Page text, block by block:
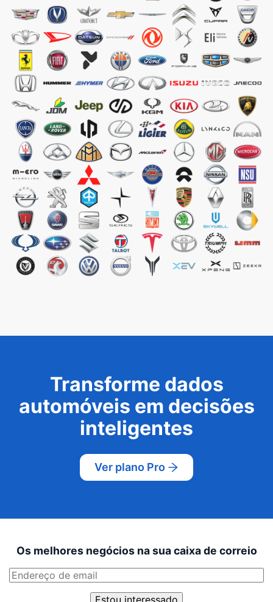
Transforme dados
automóveis em decisões
inteligentes
Ver plano Pro
Os melhores negócios na sua caixa de correio
Estou interessado